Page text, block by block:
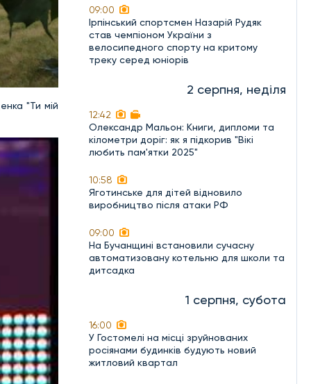
"Ти мій
09:00
Ірпінський спортсмен Назарій Рудяк
став чемпіоном України з
велосипедного спорту на критому
треку серед юніорів
2 серпня, неділя
12:42
Олександр Мальон: Книги, дипломи та
кілометри доріг: як я підкорив "Вікі
любить пам'ятки 2025"
10:58
Яготинське для дітей відновило
виробництво після атаки РФ
09:00
На Бучанщині встановили сучасну
автоматизовану котельню для школи та
дитсадка
1 серпня, субота
16:00
У Гостомелі на місці зруйнованих
росіянами будинків будують новий
житловий квартал